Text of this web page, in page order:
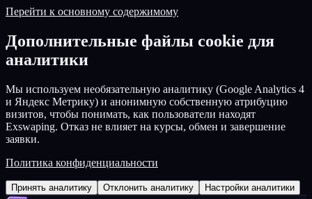
Перейти к основному содержимому
Дополнительные файлы cookie для
аналитики
Мы используем необязательную аналитику (Google Analytics 4
и Яндекс Метрику) и анонимную собственную атрибуцию
визитов, чтобы понимать, как пользователи находят
Exswaping. Отказ не влияет на курсы, обмен и завершение
заявки.
Политика конфиденциальности
Принять аналитику Отклонить аналитику Настройки аналитики